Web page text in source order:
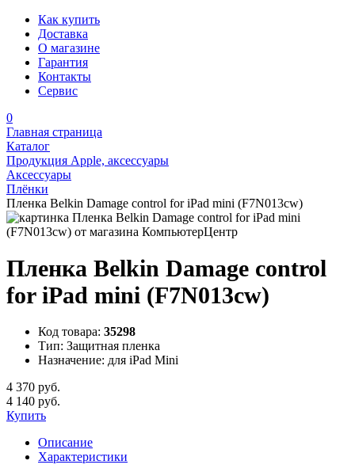
Как купить
Доставка
О магазине
Гарантия
Контакты
Сервис
0
Главная страница
Каталог
Продукция Apple, аксессуары
Аксессуары
Плёнки
Пленка Belkin Damage control for iPad mini (F7N013cw)
Пленка Belkin Damage control
for iPad mini (F7N013cw)
Код товара: 35298
Тип: Защитная пленка
Назначение: для iPad Mini
4 370 руб.
4 140 руб.
Купить
Описание
Характеристики